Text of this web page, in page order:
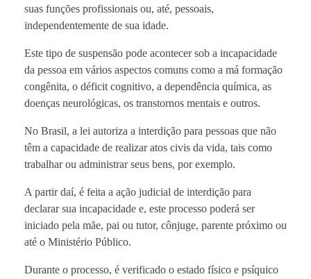
suas funções profissionais ou, até, pessoais,
independentemente de sua idade.
Este tipo de suspensão pode acontecer sob a incapacidade
da pessoa em vários aspectos comuns como a má formação
congênita, o déficit cognitivo, a dependência química, as
doenças neurológicas, os transtornos mentais e outros.
No Brasil, a lei autoriza a interdição para pessoas que não
têm a capacidade de realizar atos civis da vida, tais como
trabalhar ou administrar seus bens, por exemplo.
A partir daí, é feita a ação judicial de interdição para
declarar sua incapacidade e, este processo poderá ser
iniciado pela mãe, pai ou tutor, cônjuge, parente próximo ou
até o Ministério Público.
Durante o processo, é verificado o estado físico e psíquico